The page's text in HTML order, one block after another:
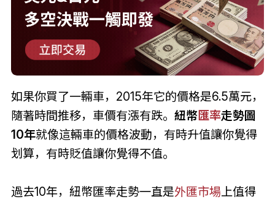
如果你買了一輛車，2015年它的價格是6.5萬元，
隨著時間推移，車價有漲有跌。 紐幣匯率走勢圖
10年就像這輛車的價格波動，有時升值讓你覺得
划算，有時貶值讓你覺得不值。
過去10年，紐幣匯率走勢一直是外匯市場上值得